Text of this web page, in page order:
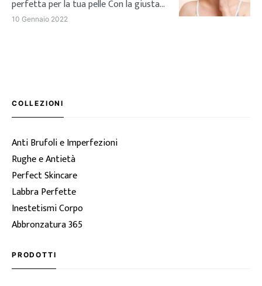
[…]
perfetta per la tua pelle Con la giusta
crema per couperose possiamo
l’inverno è proprio il periodo ideale per
dedicarci alla […]
10 Gennaio 2022
COLLEZIONI
Anti Brufoli e Imperfezioni
Rughe e Antietà
Perfect Skincare
Labbra Perfette
Inestetismi Corpo
Abbronzatura 365
PRODOTTI